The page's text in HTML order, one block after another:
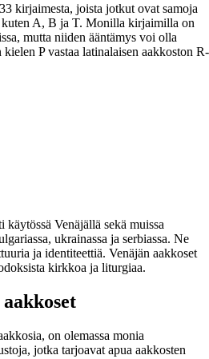
kirjaimesta, joista jotkut ovat samoja
kuten A, B ja T. Monilla kirjaimilla on
mutta niiden ääntämys voi olla
P vastaa latinalaisen aakkoston R-
Venäjällä sekä muissa
ukrainassa ja serbiassa. Ne
ja identiteettiä. Venäjän aakkoset
kirkkoa ja liturgiaa.
on olemassa monia
jotka tarjoavat apua aakkosten